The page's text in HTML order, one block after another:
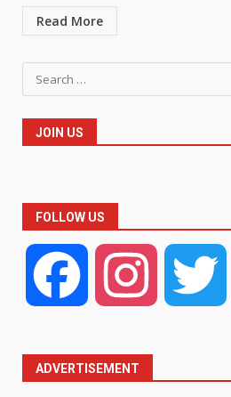
Read More
Search
for:
JOIN US
FOLLOW US
Facebook Instagram
ADVERTISEMENT